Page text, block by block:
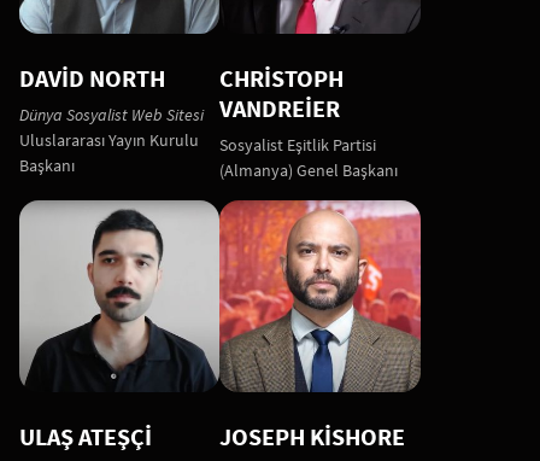
DAVID NORTH
Dünya Sosyalist Web Sitesi
Uluslararası Yayın Kurulu
Başkanı
CHRISTOPH
VANDREIER
Sosyalist Eşitlik Partisi
(Almanya) Genel Başkanı
ULAŞ ATEŞÇİ JOSEPH KISHORE